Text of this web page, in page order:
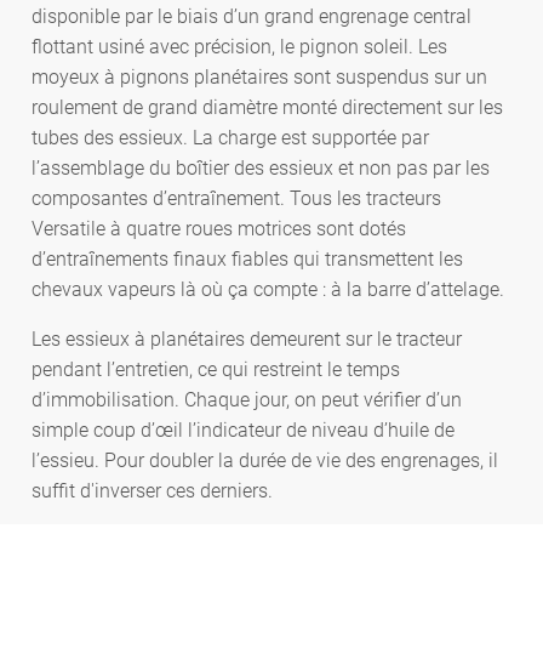
disponible par le biais d’un grand engrenage central
flottant usiné avec précision, le pignon soleil. Les
moyeux à pignons planétaires sont suspendus sur un
roulement de grand diamètre monté directement sur les
tubes des essieux. La charge est supportée par
l’assemblage du boîtier des essieux et non pas par les
composantes d’entraînement. Tous les tracteurs
Versatile à quatre roues motrices sont dotés
d’entraînements finaux fiables qui transmettent les
chevaux vapeurs là où ça compte : à la barre d’attelage.
Les essieux à planétaires demeurent sur le tracteur
pendant l’entretien, ce qui restreint le temps
d’immobilisation. Chaque jour, on peut vérifier d’un
simple coup d’œil l’indicateur de niveau d’huile de
l’essieu. Pour doubler la durée de vie des engrenages, il
suffit d'inverser ces derniers.